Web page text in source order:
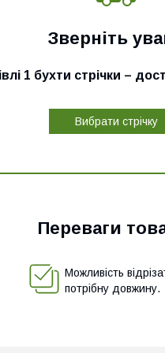
Зверніть
1 бухти стрічки –
Вибрати стрічку
Переваги
Можливість
потрібну довжину.